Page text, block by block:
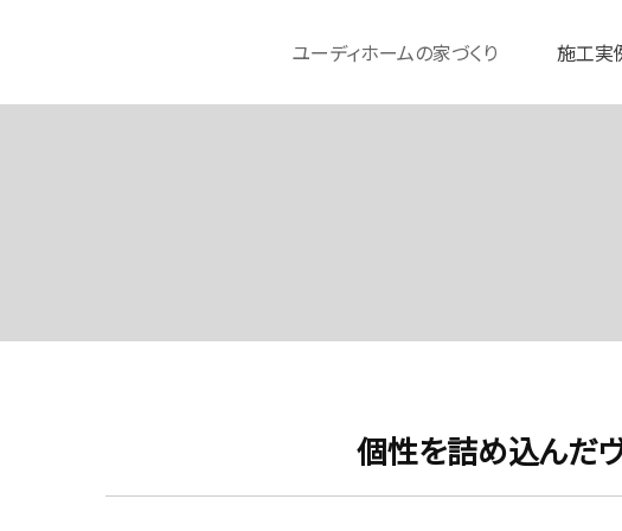
ユーディホームの家づくり 施工実
個性を詰め込んだ